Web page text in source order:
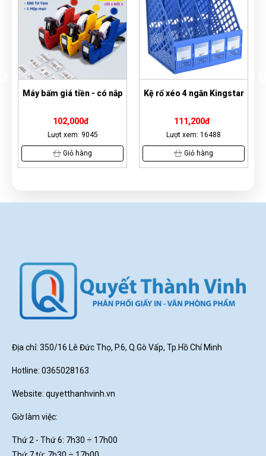
- có nắp Kệ rổ xéo 4 ngăn Kingstar
Lượt xem: 16488
Bút bi Thiên Long
Lượt xem:
Địa chỉ: 350/16 Lê Đức Thọ, P.6, Q.Gò Vấp, Tp.Hồ Chí Minh
Hotline: 0365028163
Website: quyetthanhvinh.vn
Giờ làm việc:
Thứ 2 - Thứ 6: 7h30 ÷ 17h00